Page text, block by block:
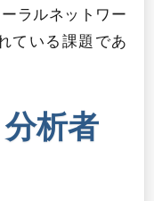
ラルネットワー
ている課題であ
析者